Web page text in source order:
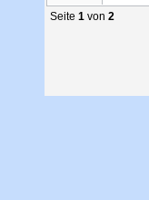
Seite 1 von 2